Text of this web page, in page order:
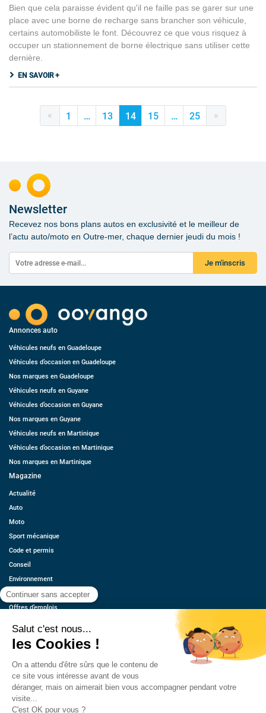
Bien que cela paraisse évident qu'il ne faille pas se garer sur une
place avec une borne de recharge sans brancher son véhicule,
certains automobiliste le font. Découvrez ce que vous risquez à
occuper un stationnement de borne électrique sans utiliser cette
dernière.
EN SAVOIR +
« 1 … 13 14 15 … 25 »
Newsletter
Recevez nos bons plans autos en exclusivité et le meilleur de
l’actu auto/moto en Outre-mer, chaque dernier jeudi du mois !
Je m'inscris
Annonces auto
Véhicules neufs en Guadeloupe
Véhicules d’occasion en Guadeloupe
Nos marques en Guadeloupe
Véhicules neufs en Guyane
Véhicules d’occasion en Guyane
Nos marques en Guyane
Véhicules neufs en Martinique
Véhicules d’occasion en Martinique
Nos marques en Martinique
Magazine
Actualité
Auto
Moto
Sport mécanique
Code et permis
Conseil
Environnement
Économie
Offres d’emplois
Contact
Estimez votre voiture
Mentions légales
CGU